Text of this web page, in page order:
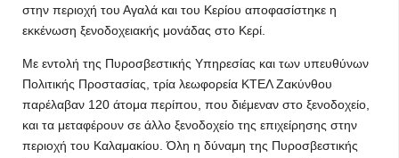
στην περιοχή του Αγαλά και του Κερίου αποφασίστηκε η
εκκένωση ξενοδοχειακής μονάδας στο Κερί.
Με εντολή της Πυροσβεστικής Υπηρεσίας και των υπευθύνων
Πολιτικής Προστασίας, τρία λεωφορεία ΚΤΕΛ Ζακύνθου
παρέλαβαν 120 άτομα περίπου, που διέμεναν στο ξενοδοχείο,
και τα μεταφέρουν σε άλλο ξενοδοχείο της επιχείρησης στην
περιοχή του Καλαμακίου. Όλη η δύναμη της Πυροσβεστικής